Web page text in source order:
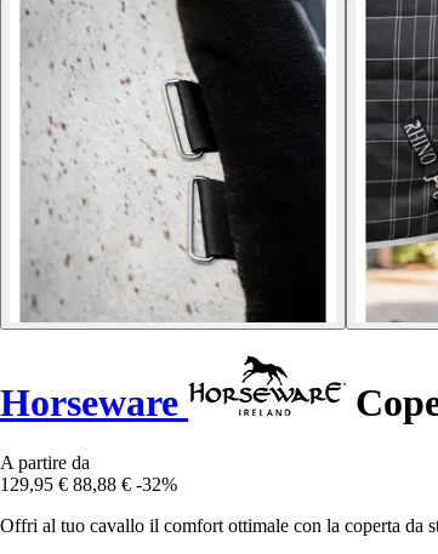
Horseware
A partire da
129,95 € 88,88 € -32%
Offri al tuo cavallo il comfort ottimale con la coperta da